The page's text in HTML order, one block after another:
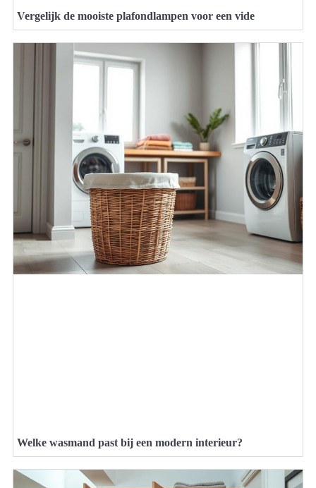
Vergelijk de mooiste plafondlampen voor een vide
Welke wasmand past bij een modern interieur?